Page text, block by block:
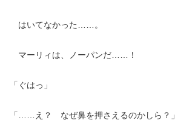
はいてなかった……。
マーリィは、ノーパンだ……！
「ぐはっ」
「……え？ なぜ鼻を押さえるのかしら？」